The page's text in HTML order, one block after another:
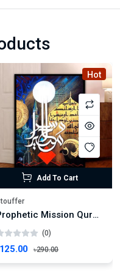
Hot
Add To Cart
Prophetic Mission Quranic Verse Wall Art | Islamic Calligraphy Frame | Surah Al-Ahzab Decor Wallmate Photo Frame Wall mate Size 8"x 6" inches
(0)
৳290.00